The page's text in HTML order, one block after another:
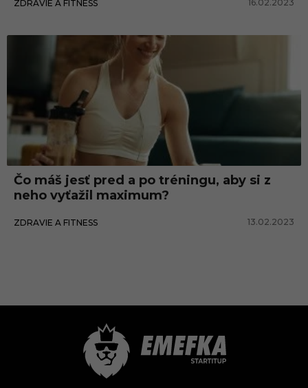
ZDRAVIE A FITNESS 16.02.2023
Čo máš jesť pred a po tréningu, aby si z
neho vyťažil maximum?
ZDRAVIE A FITNESS 13.02.2023